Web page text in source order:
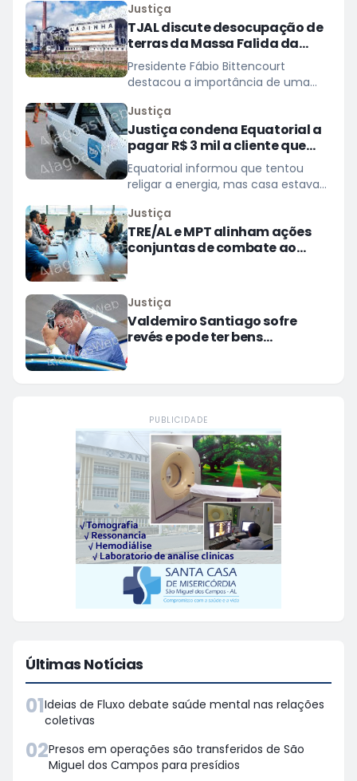
Justiça
TJAL discute desocupação de
terras da Massa Falida da
Laginha
Presidente Fábio Bittencourt
destacou a importância de uma
Justiça
Justiça condena Equatorial a
pagar R$ 3 mil a cliente que
ficou cinco dias sem energia
Equatorial informou que tentou
religar a energia, mas casa estava
Justiça
TRE/AL e MPT alinham ações
conjuntas de combate ao
Justiça
Valdemiro Santiago sofre
revés e pode ter bens
PUBLICIDADE
Últimas Notícias
01Ideias de Fluxo debate saúde mental nas relações
coletivas
02Presos em operações são transferidos de São
Miguel dos Campos para presídios